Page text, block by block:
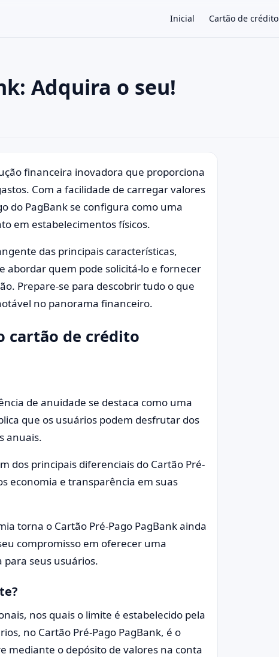
Inicial Cartão de crédito
×
Adquira o seu!
financeira inovadora que proporciona
Com a facilidade de carregar valores
do PagBank se configura como uma
em estabelecimentos físicos.
das principais características,
abordar quem pode solicitá-lo e fornecer
Prepare-se para descobrir tudo o que
no panorama financeiro.
cartão de crédito
de anuidade se destaca como uma
que os usuários podem desfrutar dos
anuais.
dos principais diferenciais do Cartão Pré-
economia e transparência em suas
torna o Cartão Pré-Pago PagBank ainda
compromisso em oferecer uma
para seus usuários.
nos quais o limite é estabelecido pela
no Cartão Pré-Pago PagBank, é o
mediante o depósito de valores na conta